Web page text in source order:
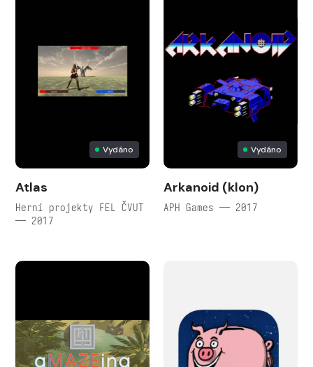
Vydáno
Atlas
Herní projekty FEL ČVUT
— 2017
Vydáno
Arkanoid (klon)
APH Games — 2017